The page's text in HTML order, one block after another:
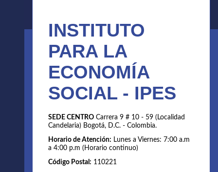
INSTITUTO
PARA LA
ECONOMÍA
SOCIAL - IPES
SEDE CENTRO Carrera 9 # 10 - 59 (Localidad
Candelaria) Bogotá, D.C. - Colombia.
Horario de Atención: Lunes a Viernes: 7:00 a.m
a 4:00 p.m (Horario continuo)
Código Postal: 110221